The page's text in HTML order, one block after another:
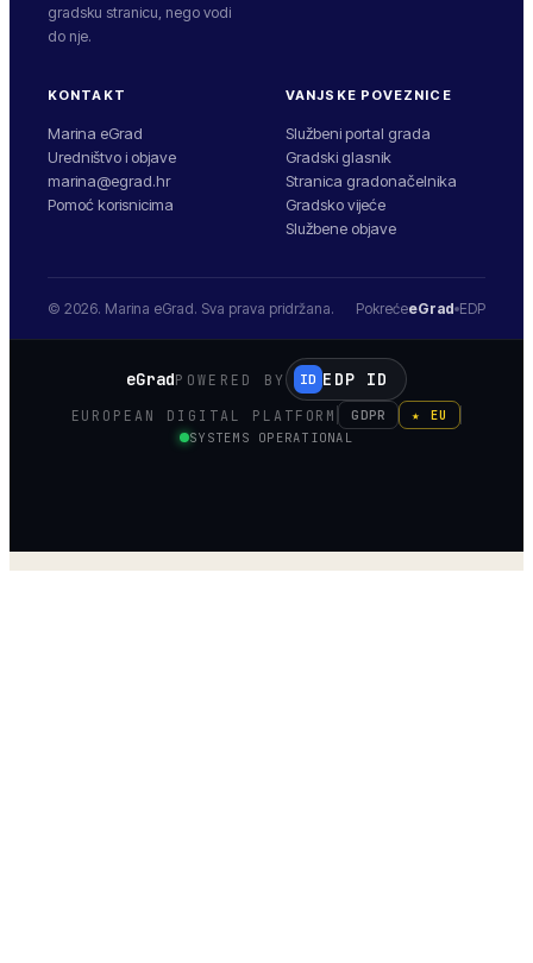
gradsku stranicu, nego vodi
do nje.
KONTAKT
Marina eGrad
Uredništvo i objave
marina@egrad.hr
Pomoć korisnicima
VANJSKE POVEZNICE
Službeni portal grada
Gradski glasnik
Stranica gradonačelnika
Gradsko vijeće
Službene objave
© 2026. Marina eGrad. Sva prava pridržana. PokrećeeGrad EDP
eGradPOWERED BY ID EDP ID
EUROPEAN DIGITAL PLATFORM GDPR
★ EU
SYSTEMS OPERATIONAL